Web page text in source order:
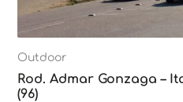
Outdoor
Rod. Admar Gonzaga –
(96)